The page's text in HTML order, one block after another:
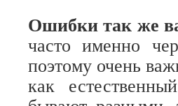
Ошибки так же
часто именно
поэтому очень
как